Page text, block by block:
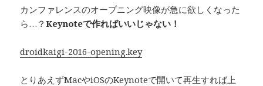
カンファレンスのオープニング映像が急に欲しくなった
ら…？Keynoteで作ればいいじゃない！
droidkaigi-2016-opening.key
とりあえずMacやiOSのKeynoteで開いて再生すれば上